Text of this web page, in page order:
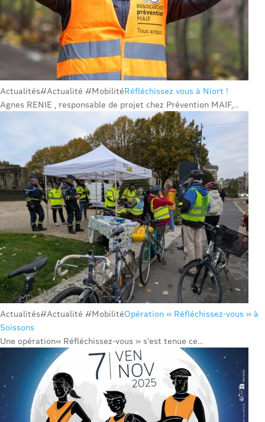
Actualités#Actualité #MobilitéRéfléchissez vous à Niort !
Agnes RENIE , responsable de projet chez Prévention MAIF,...
Actualités#Actualité #MobilitéOpération « Réfléchissez-vous » à
Soissons
Une opération« Réfléchissez-vous » s’est tenue ce...